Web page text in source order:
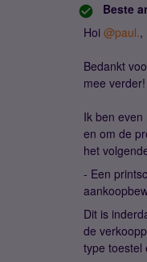
Beste
Hoi @paul.,
Bedankt
mee verder!
Ik ben
en om de
het
- Een
Dit is
de
type toestel